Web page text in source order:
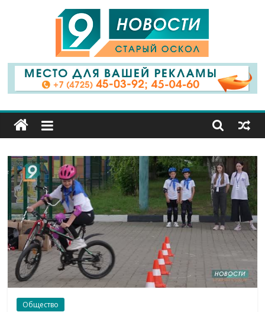
9
Канал
Старый
Оскол
Общество